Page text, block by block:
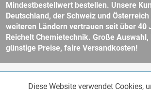
Mindestbestellwert bestellen. Unsere
Deutschland, der Schweiz und
weiteren Ländern vertrauen seit über 40
Reichelt Chemietechnik. Große Auswahl,
günstige Preise, faire Versandkosten!
und ggf. Nachnahmegebühren, wenn nicht
Funktionale
Diese Website verwendet Cookies,